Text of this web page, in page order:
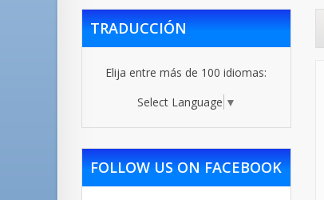
TRADUCCIÓN
Elija entre más de 100 idiomas:
Select Language ▼
FOLLOW US ON FACEBOOK